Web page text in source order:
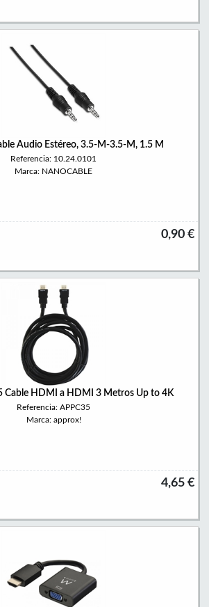
Audio Estéreo, 3.5-M-3.5-M, 1.5 M
Referencia: 10.24.0101
Marca: NANOCABLE
0,90 €
Cable HDMI a HDMI 3 Metros Up to 4K
Referencia: APPC35
Marca: approx!
4,65 €